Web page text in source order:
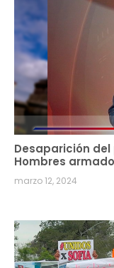
Desaparición
Hombres
marzo 12, 2024